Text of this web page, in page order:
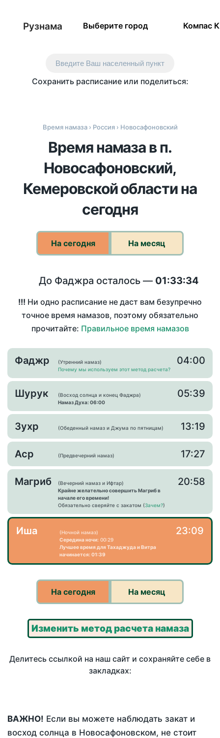
Рузнама Выберите город Компас
Введите Ваш населенный пункт
Сохранить расписание или поделиться:
Время намаза› Россия› Новосафоновский
Время намаза в п.
Новосафоновский,
Кемеровской области на
сегодня
На сегодня На месяц
До Фаджра осталось — 01:33:34
!!! Ни одно расписание не даст вам безупречно
точное время намазов, поэтому обязательно
прочитайте: Правильное время намазов
Фаджр
(Утренний намаз)
Почему мы используем этот метод расчета?
04:00
Шурук
(Восход солнца и конец Фаджра)
Намаз Духа: 06:00
05:39
Зухр (Обеденный намаз и Джума по пятницам) 13:19
Аср (Предвечерний намаз) 17:27
Магриб
(Вечерний намаз и Ифтар)
Крайне желательно совершить Магриб в
начале его времени!
Обязательно сверяйте с закатом (Зачем?)
20:58
Иша
(Ночной намаз)
Середина ночи: 00:29
Лучшее время для Тахаджуда и Витра
начинается: 01:39
23:09
На сегодня На месяц
Изменить метод расчета намаза
Делитесь ссылкой на наш сайт и сохраняйте себе в
закладках:
ВАЖНО! Если вы можете наблюдать закат и
восход солнца в Новосафоновском, не стоит